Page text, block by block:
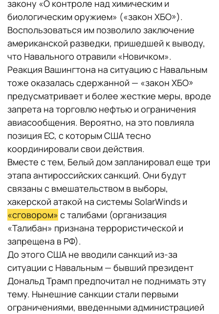
закону «О контроле над химическим и
биологическим оружием» («закон ХБО»).
Воспользоваться им позволило заключение
американской разведки, пришедшей к выводу,
что Навального отравили «Новичком».
Реакция Вашингтона на ситуацию с Навальным
тоже оказалась сдержанной — «закон ХБО»
предусматривает и более жесткие меры, вроде
запрета на торговлю нефтью и ограничения
авиасообщения. Вероятно, на это повлияла
позиция ЕС, с которым США тесно
координировали свои действия.
Вместе с тем, Белый дом запланировал еще три
этапа антироссийских санкций. Они будут
связаны с вмешательством в выборы,
хакерской атакой на системы SolarWinds и
«сговором» с талибами (организация
«Талибан» признана террористической и
запрещена в РФ).
До этого США не вводили санкций из-за
ситуации с Навальным — бывший президент
Дональд Трамп предпочитал не поднимать эту
тему. Нынешние санкции стали первыми
ограничениями, введенными администрацией